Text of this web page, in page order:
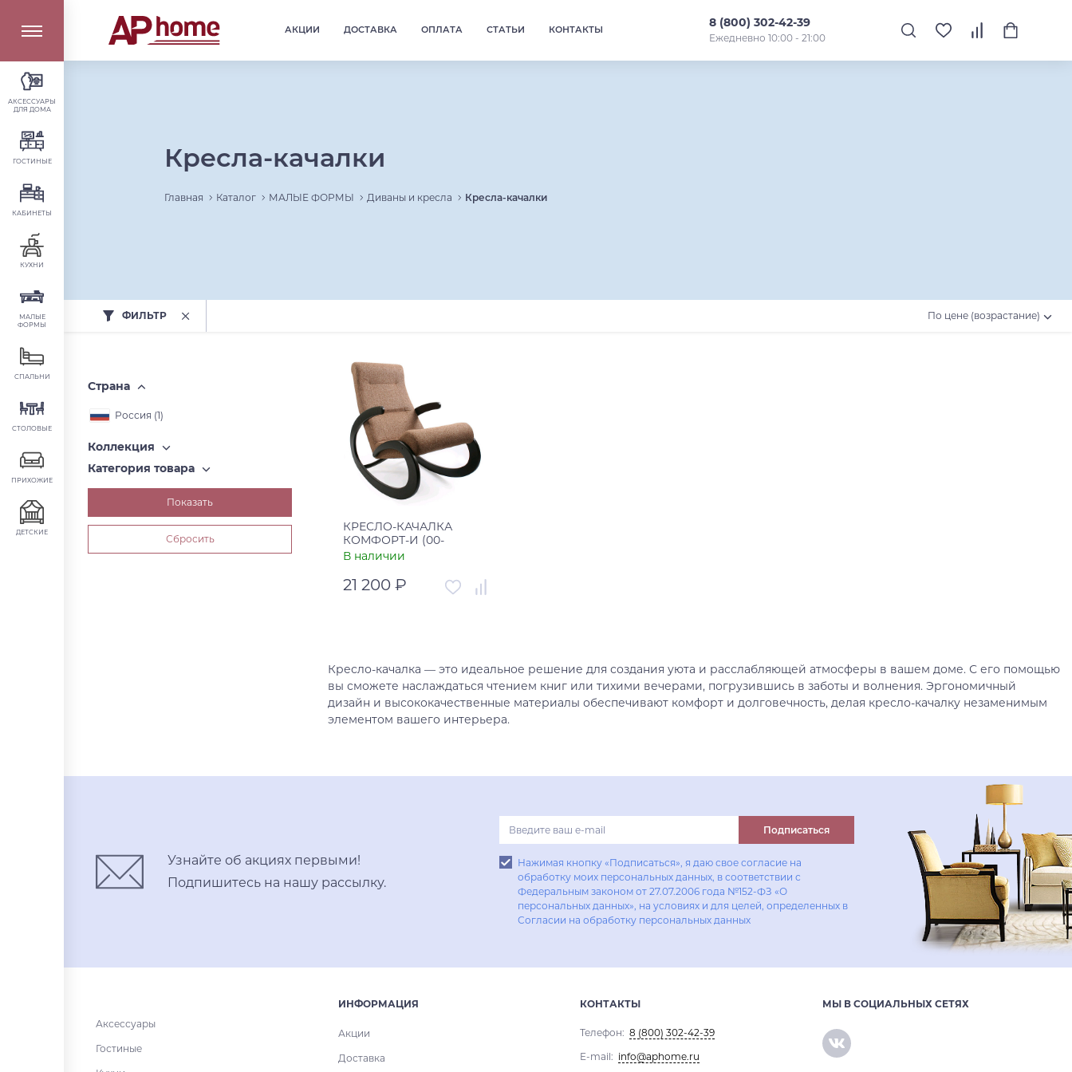
АКЦИИ ДОСТАВКА ОПЛАТА СТАТЬИ КОНТАКТЫ 8 (800) 302-42-39
Ежедневно 10:00 - 21:00
АКСЕССУАРЫ
ДЛЯ ДОМА
ГОСТИНЫЕ
КАБИНЕТЫ
КУХНИ
МАЛЫЕ
ФОРМЫ
СПАЛЬНИ
СТОЛОВЫЕ
ПРИХОЖИЕ
ДЕТСКИЕ
Кресла-качалки
Главная Каталог МАЛЫЕ ФОРМЫ Диваны и кресла Кресла-качалки
ФИЛЬТР По цене (возрастание)
Страна
Россия (1)
Коллекция
Категория товара
КРЕСЛО-КАЧАЛКА
КОМФОРТ-И (00-
00001692)
В наличии
21 200 ₽
В корзину
Купить в один клик
Кресло-качалка — это идеальное решение для создания уюта и расслабляющей атмосферы в вашем доме. С его помощью
вы сможете наслаждаться чтением книг или тихими вечерами, погрузившись в заботы и волнения. Эргономичный
дизайн и высококачественные материалы обеспечивают комфорт и долговечность, делая кресло-качалку незаменимым
элементом вашего интерьера.
Узнайте об акциях первыми!
Подпишитесь на нашу рассылку.
Подписаться
Нажимая кнопку «Подписаться», я даю свое согласие на
обработку моих персональных данных, в соответствии с
Федеральным законом от 27.07.2006 года №152-ФЗ «О
персональных данных», на условиях и для целей, определенных в
Согласии на обработку персональных данных
Аксессуары
Гостиные
ИНФОРМАЦИЯ
Акции
Доставка
КОНТАКТЫ
Телефон: 8 (800) 302-42-39
E-mail: info@aphome.ru
МЫ В СОЦИАЛЬНЫХ СЕТЯХ